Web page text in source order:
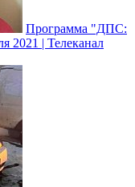
Программа "ДПС:
2021 | Телеканал